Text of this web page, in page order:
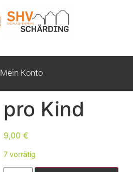
Mein Konto
pro Kind
9,00 €
7 vorrätig